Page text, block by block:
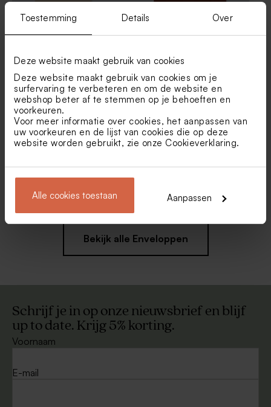
Toestemming Details Over
Deze website maakt gebruik van cookies
Deze website maakt gebruik van cookies om je
surfervaring te verbeteren en om de website en
webshop beter af te stemmen op je behoeften en
voorkeuren.
Voor meer informatie over cookies, het aanpassen van
uw voorkeuren en de lijst van cookies die op deze
website worden gebruikt, zie onze Cookieverklaring.
Alle cookies toestaan Aanpassen
Kraft envelop
Roestbruine envelop met
gerecycleerd papier
met puntklep
Bekijk alle Enveloppen
Schrijf je in op onze nieuwsbrief en blijf
up to date. Krijg 5% korting.
Voornaam
E-mail